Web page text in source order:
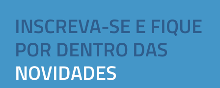
INSCREVA-SE E FIQUE
POR DENTRO DAS
NOVIDADES